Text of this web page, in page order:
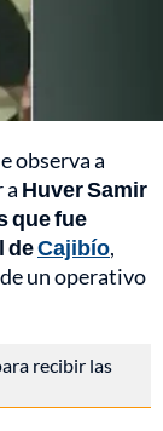
observa a
a Huver Samir
que fue
deCajibío,
un operativo
recibir las